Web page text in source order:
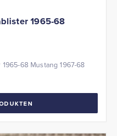
1965-68
68 Mustang 1967-68